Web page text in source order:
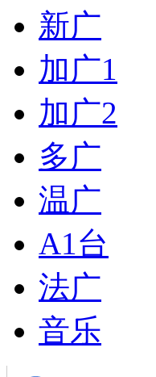
新广
加广1
加广2
多广
温广
A1台
法广
音乐